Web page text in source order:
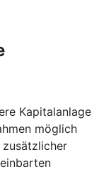
Kapitalanlage
möglich
zusätzlicher